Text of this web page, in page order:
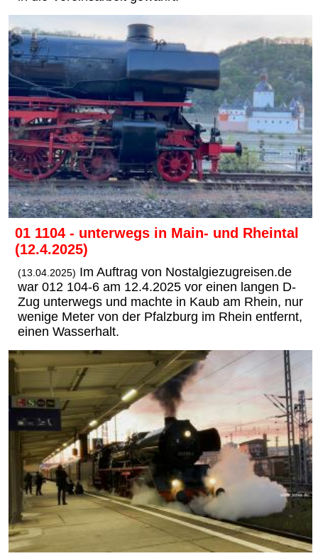
01 1104 - unterwegs in Main- und Rheintal
(12.4.2025)
(13.04.2025) Im Auftrag von Nostalgiezugreisen.de
war 012 104-6 am 12.4.2025 vor einen langen D-
Zug unterwegs und machte in Kaub am Rhein, nur
wenige Meter von der Pfalzburg im Rhein entfernt,
einen Wasserhalt.